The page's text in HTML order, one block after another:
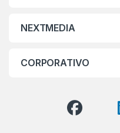
NEXTMEDIA
CORPORATIVO